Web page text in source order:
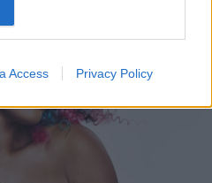
Access Privacy Policy